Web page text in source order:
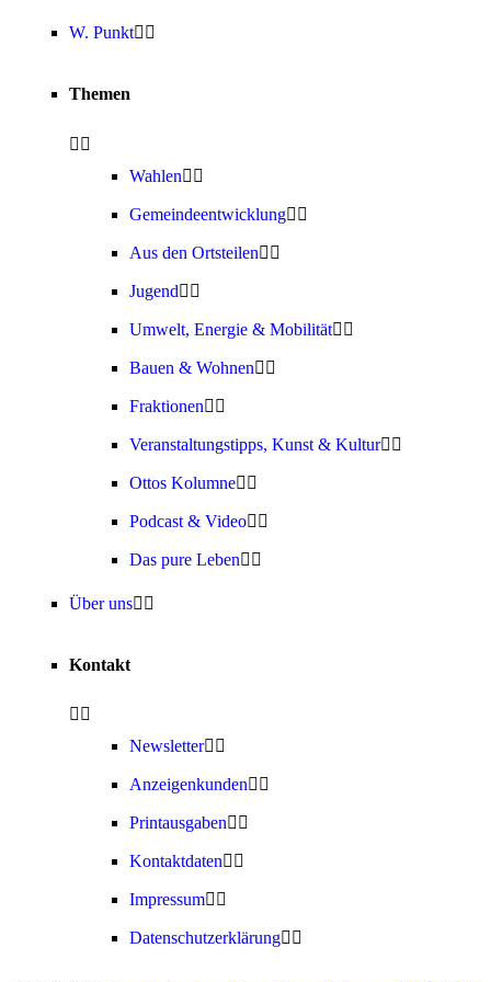
W. Punkt
Themen
Wahlen
Gemeindeentwicklung
Aus den Ortsteilen
Jugend
Umwelt, Energie & Mobilität
Bauen & Wohnen
Fraktionen
Veranstaltungstipps, Kunst & Kultur
Ottos Kolumne
Podcast & Video
Das pure Leben
Über uns
Kontakt
Newsletter
Anzeigenkunden
Printausgaben
Kontaktdaten
Impressum
Datenschutzerklärung